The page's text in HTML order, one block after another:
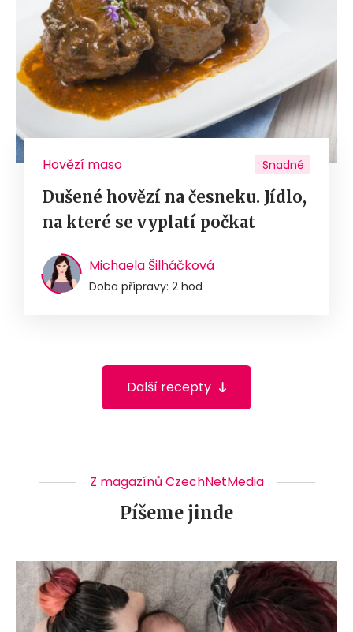
Hovězí maso Snadné
Dušené hovězí na česneku. Jídlo,
na které se vyplatí počkat
Michaela Šilháčková
Doba přípravy: 2 hod
Další recepty
Z magazínů CzechNetMedia
Píšeme jinde